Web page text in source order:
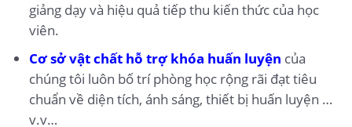
giảng dạy và hiệu quả tiếp thu kiến thức của học
viên.
Cơ sở vật chất hỗ trợ khóa huấn luyện của
chúng tôi luôn bố trí phòng học rộng rãi đạt tiêu
chuẩn về diện tích, ánh sáng, thiết bị huấn luyện …
v.v…